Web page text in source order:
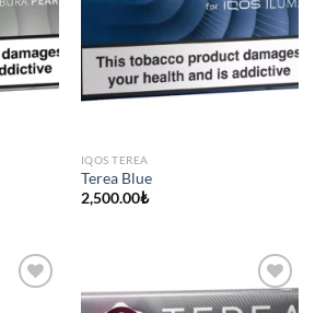
IQOS TEREA
Terea Blue
2,500.00₺